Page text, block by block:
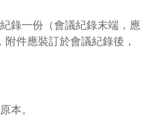
錄一份（會議紀錄末端，應
件應裝訂於會議紀錄後，
本。